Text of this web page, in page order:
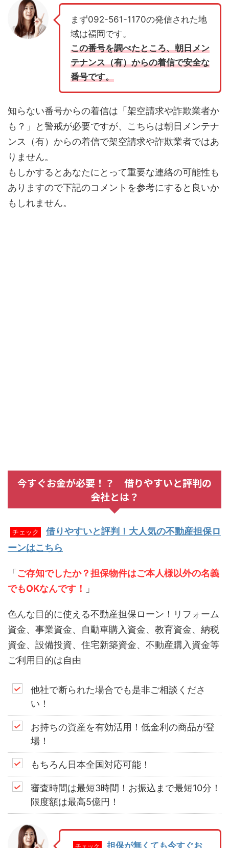
まず092-561-1170の発信された地
域は福岡です。
この番号を調べたところ、朝日メン
テナンス（有）からの着信で安全な
番号です。
知らない番号からの着信は「架空請求や詐欺業者か
も？」と警戒が必要ですが、こちらは朝日メンテナ
ンス（有）からの着信で架空請求や詐欺業者ではあ
りません。
もしかするとあなたにとって重要な連絡の可能性も
ありますので下記のコメントを参考にすると良いか
もしれません。
今すぐお金が必要！？ 借りやすいと評判の
会社とは？
チェック
借りやすいと評判！大人気の不動産担保ロ
ーンはこちら
「 ご存知でしたか？担保物件はご本人様以外の名義
でもOKなんです！
」
色んな目的に使える不動産担保ローン！リフォーム
資金、事業資金、自動車購入資金、教育資金、納税
資金、設備投資、住宅新築資金、不動産購入資金等
ご利用目的は自由
他社で断られた場合でも是非ご相談くださ
い！
お持ちの資産を有効活用！低金利の商品が登
場！
もちろん日本全国対応可能！
審査時間は最短3時間！お振込まで最短10分！
限度額は最高5億円！
チェック 担保が無くても今すぐお